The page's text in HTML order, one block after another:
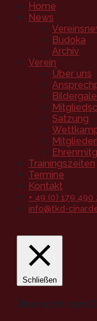
Home
News
Budoka
Archiv
Verein
Über uns
Satzung
Trainingszeiten
Termine
Kontakt
+ 49 (0) 179 490
info@tkd-
Schließen
Übersicht zum